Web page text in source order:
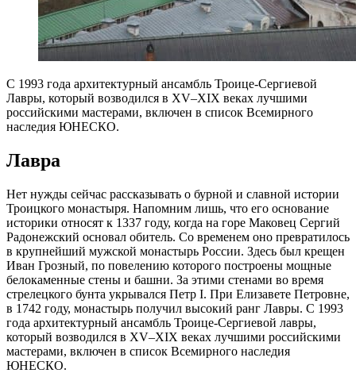
С 1993 года архитектурный ансамбль Троице-Сергиевой
Лавры, который возводился в XV–XIX веках лучшими
российскими мастерами, включен в список Всемирного
наследия ЮНЕСКО.
Лавра
Нет нужды сейчас рассказывать о бурной и славной истории
Троицкого монастыря. Напомним лишь, что его основание
историки относят к 1337 году, когда на горе Маковец Сергий
Радонежский основал обитель. Со временем оно превратилось
в крупнейший мужской монастырь России. Здесь был крещен
Иван Грозный, по повелению которого построены мощные
белокаменные стены и башни. За этими стенами во время
стрелецкого бунта укрывался Петр I. При Елизавете Петровне,
в 1742 году, монастырь получил высокий ранг Лавры. С 1993
года архитектурный ансамбль Троице-Сергиевой лавры,
который возводился в XV–XIX веках лучшими российскими
мастерами, включен в список Всемирного наследия
ЮНЕСКО.